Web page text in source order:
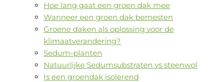
Hoe lang gaat een groen dak mee
Wanneer een groen dak bemesten
Groene daken als oplossing voor de
klimaatverandering?
Sedum-planten
Natuurlijke Sedumsubstraten vs steenwol
Is een groendak isolerend